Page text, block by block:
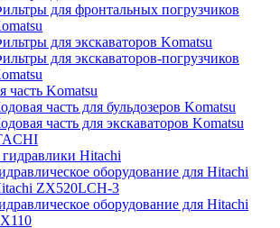
для фронтальных погрузчиков
для экскаваторов Komatsu
для экскаваторов-погрузчиков
часть Komatsu
часть для бульдозеров Komatsu
часть для экскаваторов Komatsu
Hitachi
оборудование для Hitachi
ZX520LCH-3
оборудование для Hitachi